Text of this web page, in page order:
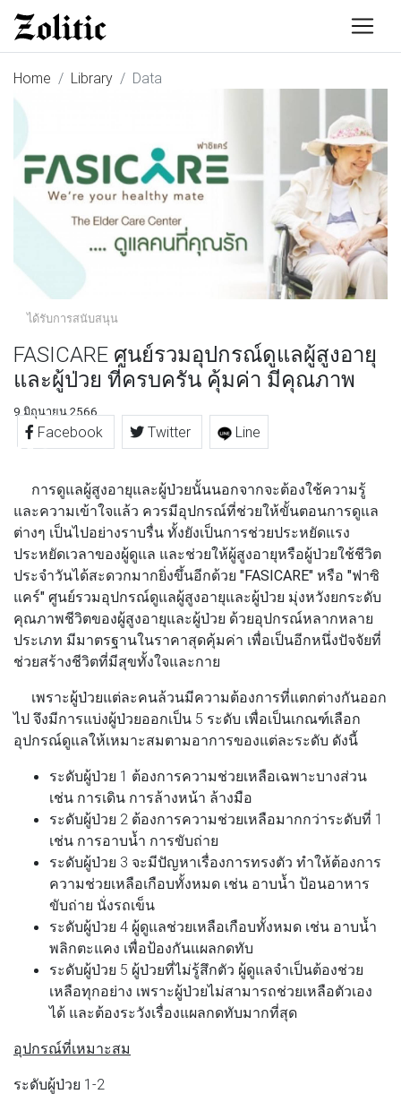
Home Library Data
ได้รับการสนับสนุน
FASICARE ศูนย์รวมอุปกรณ์ดูแลผู้สูงอายุ
และผู้ป่วย ที่ครบครัน คุ้มค่า มีคุณภาพ
9 มิถุนายน 2566
Facebook Twitter Line
การดูแลผู้สูงอายุและผู้ป่วยนั้นนอกจากจะต้องใช้ความรู้
และความเข้าใจแล้ว ควรมีอุปกรณ์ที่ช่วยให้ขั้นตอนการดูแล
ต่างๆ เป็นไปอย่างราบรื่น ทั้งยังเป็นการช่วยประหยัดแรง
ประหยัดเวลาของผู้ดูแล และช่วยให้ผู้สูงอายุหรือผู้ป่วยใช้ชีวิต
ประจำวันได้สะดวกมากยิ่งขึ้นอีกด้วย "FASICARE" หรือ "ฟาซิ
แคร์" ศูนย์รวมอุปกรณ์ดูแลผู้สูงอายุและผู้ป่วย มุ่งหวังยกระดับ
คุณภาพชีวิตของผู้สูงอายุและผู้ป่วย ด้วยอุปกรณ์หลากหลาย
ประเภท มีมาตรฐานในราคาสุดคุ้มค่า เพื่อเป็นอีกหนึ่งปัจจัยที่
ช่วยสร้างชีวิตที่มีสุขทั้งใจและกาย
เพราะผู้ป่วยแต่ละคนล้วนมีความต้องการที่แตกต่างกันออก
ไป จึงมีการแบ่งผู้ป่วยออกเป็น 5 ระดับ เพื่อเป็นเกณฑ์เลือก
อุปกรณ์ดูแลให้เหมาะสมตามอาการของแต่ละระดับ ดังนี้
ระดับผู้ป่วย 1 ต้องการความช่วยเหลือเฉพาะบางส่วน
เช่น การเดิน การล้างหน้า ล้างมือ
ระดับผู้ป่วย 2 ต้องการความช่วยเหลือมากกว่าระดับที่ 1
เช่น การอาบน้ำ การขับถ่าย
ระดับผู้ป่วย 3 จะมีปัญหาเรื่องการทรงตัว ทำให้ต้องการ
ความช่วยเหลือเกือบทั้งหมด เช่น อาบน้ำ ป้อนอาหาร
ขับถ่าย นั่งรถเข็น
ระดับผู้ป่วย 4 ผู้ดูแลช่วยเหลือเกือบทั้งหมด เช่น อาบน้ำ
พลิกตะแคง เพื่อป้องกันแผลกดทับ
ระดับผู้ป่วย 5 ผู้ป่วยที่ไม่รู้สึกตัว ผู้ดูแลจำเป็นต้องช่วย
เหลือทุกอย่าง เพราะผู้ป่วยไม่สามารถช่วยเหลือตัวเอง
ได้ และต้องระวังเรื่องแผลกดทับมากที่สุด
อุปกรณ์ที่เหมาะสม
ระดับผู้ป่วย 1-2